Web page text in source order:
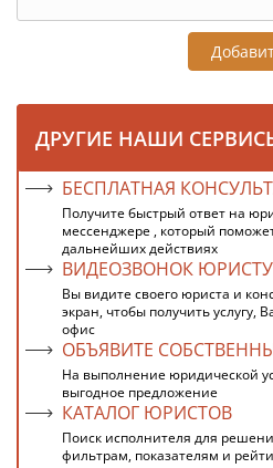
ДРУГИЕ НАШИ
БЕСПЛАТНАЯ
Получите быстрый ответ на
мессенджере , который
дальнейших действиях
ВИДЕОЗВОНОК ЮРИСТУ
Вы видите своего юриста и
экран, чтобы получить услугу,
офис
ОБЪЯВИТЕ
На выполнение юридической
выгодное предложение
КАТАЛОГ ЮРИСТОВ
Поиск исполнителя для
фильтрам, показателям и